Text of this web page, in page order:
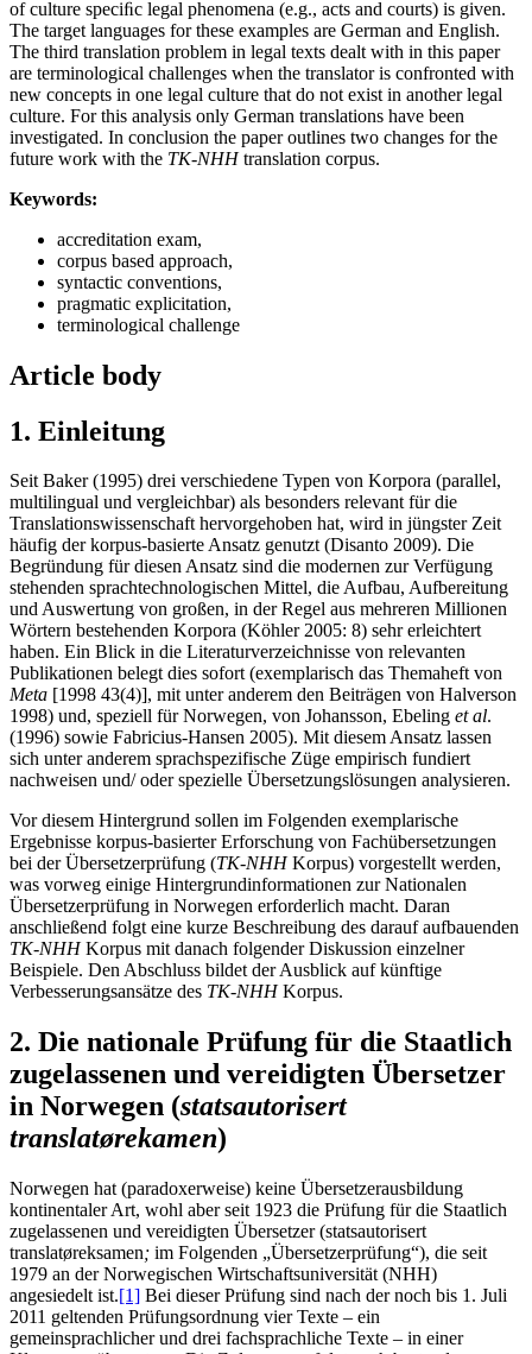
of culture speciﬁc legal phenomena (e.g., acts and courts) is given.
The target languages for these examples are German and English.
The third translation problem in legal texts dealt with in this paper
are terminological challenges when the translator is confronted with
new concepts in one legal culture that do not exist in another legal
culture. For this analysis only German translations have been
investigated. In conclusion the paper outlines two changes for the
future work with the TK-NHHtranslation corpus.
Keywords:
accreditation exam,
corpus based approach,
syntactic conventions,
pragmatic explicitation,
terminological challenge
Article body
1. Einleitung
Seit Baker (1995) drei verschiedene Typen von Korpora (parallel,
multilingual und vergleichbar) als besonders relevant für die
Translationswissenschaft hervorgehoben hat, wird in jüngster Zeit
häufig der korpus-basierte Ansatz genutzt (Disanto 2009). Die
Begründung für diesen Ansatz sind die modernen zur Verfügung
stehenden sprachtechnologischen Mittel, die Aufbau, Aufbereitung
und Auswertung von großen, in der Regel aus mehreren Millionen
Wörtern bestehenden Korpora (Köhler 2005: 8) sehr erleichtert
haben. Ein Blick in die Literaturverzeichnisse von relevanten
Publikationen belegt dies sofort (exemplarisch das Themaheft von
Meta [1998 43(4)], mit unter anderem den Beiträgen von Halverson
1998) und, speziell für Norwegen, von Johansson, Ebeling et al.
(1996) sowie Fabricius-Hansen 2005). Mit diesem Ansatz lassen
sich unter anderem sprachspezifische Züge empirisch fundiert
nachweisen und/ oder spezielle Übersetzungslösungen analysieren.
Vor diesem Hintergrund sollen im Folgenden exemplarische
Ergebnisse korpus-basierter Erforschung von Fachübersetzungen
bei der Übersetzerprüfung (TK-NHHKorpus) vorgestellt werden,
was vorweg einige Hintergrundinformationen zur Nationalen
Übersetzerprüfung in Norwegen erforderlich macht. Daran
anschließend folgt eine kurze Beschreibung des darauf aufbauenden
TK-NHHKorpus mit danach folgender Diskussion einzelner
Beispiele. Den Abschluss bildet der Ausblick auf künftige
Verbesserungsansätze des TK-NHHKorpus.
2. Die nationale Prüfung für die Staatlich
zugelassenen und vereidigten Übersetzer
in Norwegen (statsautorisert
translatørekamen)
Norwegen hat (paradoxerweise) keine Übersetzerausbildung
kontinentaler Art, wohl aber seit 1923 die Prüfung für die Staatlich
zugelassenen und vereidigten Übersetzer (statsautorisert
translatøreksamen; im Folgenden „Übersetzerprüfung“), die seit
1979 an der Norwegischen Wirtschaftsuniversität (NHH)
angesiedelt ist.[1] Bei dieser Prüfung sind nach der noch bis 1. Juli
2011 geltenden Prüfungsordnung vier Texte – ein
gemeinsprachlicher und drei fachsprachliche Texte – in einer